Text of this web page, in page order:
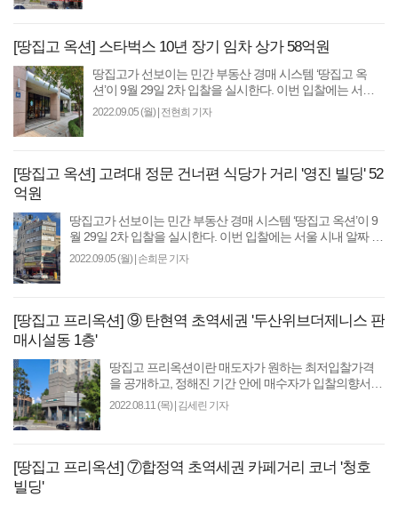
[땅집고 옥션] 스타벅스 10년 장기 임차 상가 58억원
땅집고가 선보이는 민간 부동산 경매 시스템 ‘땅집고 옥
션’이 9월 29일 2차 입찰을 실시한다. 이번 입찰에는 서울
시내 알짜 빌딩 등 최저입찰가 기준 총 1133억원 규모..
2022.09.05 (월)| 전현희 기자
[땅집고 옥션] 고려대 정문 건너편 식당가 거리 '영진 빌딩' 52
억원
땅집고가 선보이는 민간 부동산 경매 시스템 ‘땅집고 옥션’이 9
월 29일 2차 입찰을 실시한다. 이번 입찰에는 서울 시내 알짜 빌
딩 등 최저입찰가 기준 총 1133억원 규모..
2022.09.05 (월)| 손희문 기자
[땅집고 프리옥션] ⑨ 탄현역 초역세권 '두산위브더제니스 판
매시설동 1층'
땅집고 프리옥션이란 매도자가 원하는 최저입찰가격
을 공개하고, 정해진 기간 안에 매수자가 입찰의향서를
제출하면 매도·매수자가 협의 매각하는 방식이다. 마감
2022.08.11 (목)| 김세린 기자
[땅집고 프리옥션] ⑦합정역 초역세권 카페거리 코너 '청호
빌딩'